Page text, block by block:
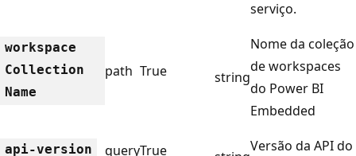
serviço.
workspace
Collection
Name
path True string
Nome da coleção
de workspaces
do Power BI
Embedded
api-version queryTrue
Versão da API do